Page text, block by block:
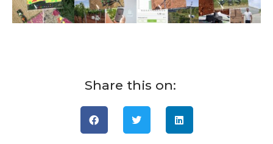
Share this on: